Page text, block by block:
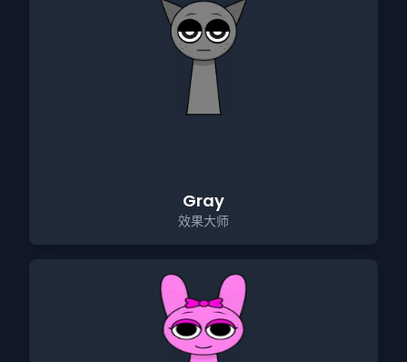
Gray
效果大师